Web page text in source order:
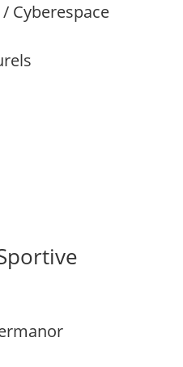
Cyberespace